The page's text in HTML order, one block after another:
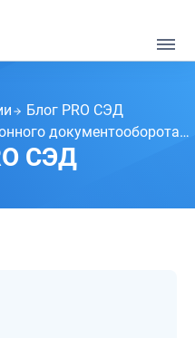
Блог PRO СЭД
изнутри: Как мы готовим СЭД ТЕЗИС к релизу
СЭД